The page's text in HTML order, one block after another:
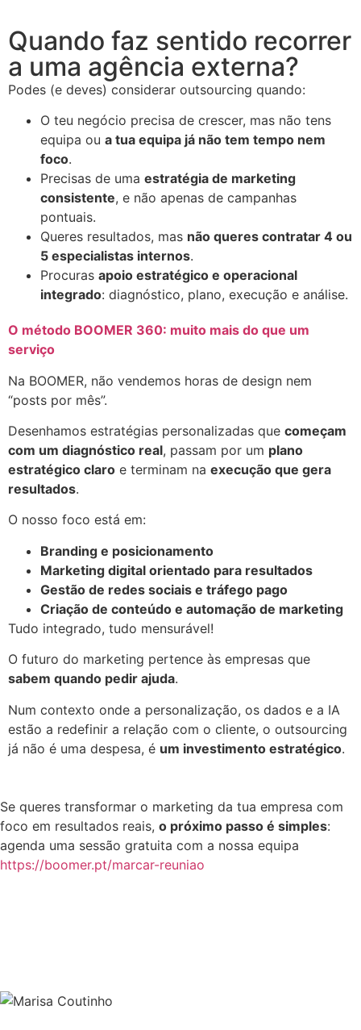
Quando faz sentido recorrer
a uma agência externa?
Podes (e deves) considerar outsourcing quando:
O teu negócio precisa de crescer, mas não tens
equipa ou a tua equipa já não tem tempo nem
foco.
Precisas de uma estratégia de marketing
consistente, e não apenas de campanhas
pontuais.
Queres resultados, mas não queres contratar 4 ou
5 especialistas internos.
Procuras apoio estratégico e operacional
integrado: diagnóstico, plano, execução e análise.
O método BOOMER 360: muito mais do que um
serviço
Na BOOMER, não vendemos horas de design nem
“posts por mês”.
Desenhamos estratégias personalizadas que começam
com um diagnóstico real, passam por um plano
estratégico claro e terminam na execução que gera
resultados.
O nosso foco está em:
Branding e posicionamento
Marketing digital orientado para resultados
Gestão de redes sociais e tráfego pago
Criação de conteúdo e automação de marketing
Tudo integrado, tudo mensurável!
O futuro do marketing pertence às empresas que
sabem quando pedir ajuda.
Num contexto onde a personalização, os dados e a IA
estão a redefinir a relação com o cliente, o outsourcing
já não é uma despesa, é um investimento estratégico.
Se queres transformar o marketing da tua empresa com
foco em resultados reais, o próximo passo é simples:
agenda uma sessão gratuita com a nossa equipa
https://boomer.pt/marcar-reuniao